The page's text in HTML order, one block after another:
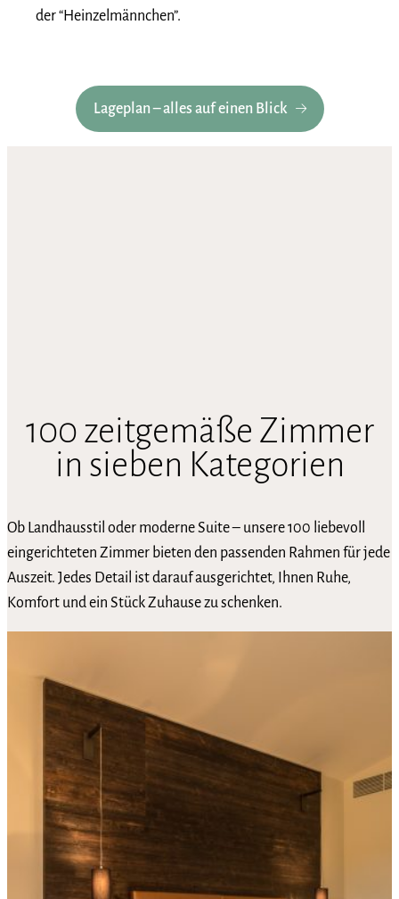
der “Heinzelmännchen”.
Lageplan – alles auf einen Blick
100 zeitgemäße Zimmer
in sieben Kategorien
Ob Landhausstil oder moderne Suite – unsere 100 liebevoll
eingerichteten Zimmer bieten den passenden Rahmen für jede
Auszeit. Jedes Detail ist darauf ausgerichtet, Ihnen Ruhe,
Komfort und ein Stück Zuhause zu schenken.